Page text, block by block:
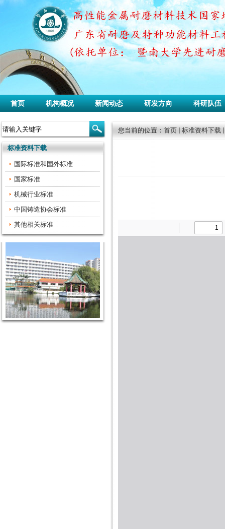
首页 机构概况 新闻动态 研发方向 科研队伍
标准资料下载
国际标准和国外标准
国家标准
机械行业标准
中国铸造协会标准
其他相关标准
您当前的位置： 首页 标准资料下载